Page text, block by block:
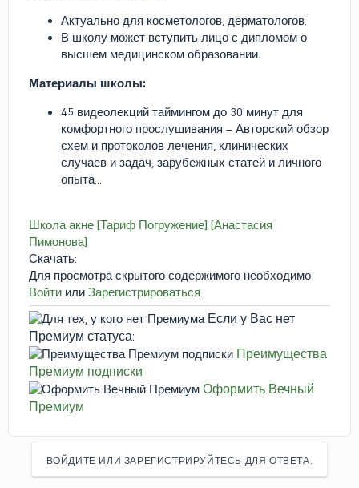
Актуально для косметологов, дерматологов.
В школу может вступить лицо с дипломом о
высшем медицинском образовании.
Материалы школы:
45 видеолекций таймингом до 30 минут для
комфортного прослушивания – Авторский обзор
схем и протоколов лечения, клинических
случаев и задач, зарубежных статей и личного
опыта...
Школа акне [Тариф Погружение] [Анастасия
Пимонова]
Скачать:
Для просмотра скрытого содержимого необходимо
Войти или Зарегистрироваться
Если у Вас нет
Премиум статуса:
Преимущества
Премиум подписки
Оформить Вечный
Премиум
ВОЙДИТЕ ИЛИ ЗАРЕГИСТРИРУЙТЕСЬ ДЛЯ ОТВЕТА.